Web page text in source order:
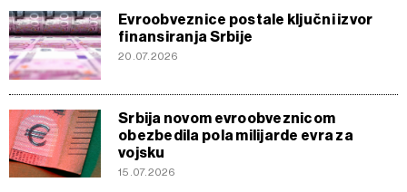
Evroobveznice postale ključni izvor
finansiranja Srbije
20.07.2026
Srbija novom evroobveznicom
obezbedila pola milijarde evra za
vojsku
15.07.2026